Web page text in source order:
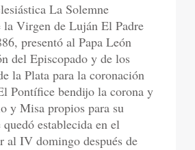
La Solemne
la Virgen de Luján El Padre
presentó al Papa León
del Episcopado y de los
la Plata para la coronación
Pontífice bendijo la corona y
y Misa propios para su
establecida en el
al IV domingo después de